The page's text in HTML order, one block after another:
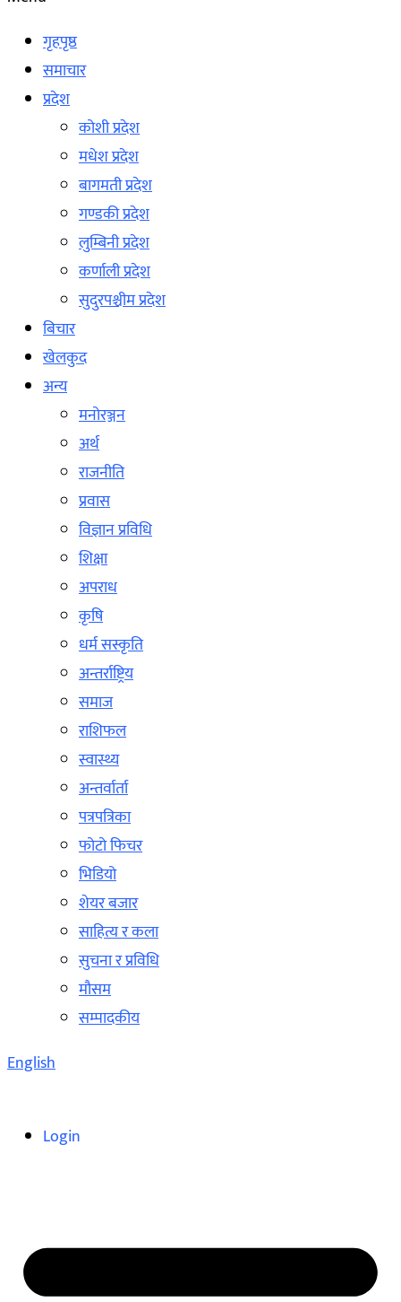
गृहपृष्ठ
समाचार
प्रदेश
कोशी प्रदेश
मधेश प्रदेश
बागमती प्रदेश
गण्डकी प्रदेश
लुम्बिनी प्रदेश
कर्णाली प्रदेश
सुदुरपश्चीम प्रदेश
बिचार
खेलकुद
अन्य
मनोरञ्जन
अर्थ
राजनीति
प्रवास
विज्ञान प्रविधि
शिक्षा
अपराध
कृषि
धर्म सस्कृति
अन्तर्राष्ट्रिय
समाज
राशिफल
स्वास्थ्य
अन्तर्वार्ता
पत्रपत्रिका
फोटो फिचर
भिडियो
शेयर बजार
साहित्य र कला
सुचना र प्रविधि
मौसम
सम्पादकीय
English
Login